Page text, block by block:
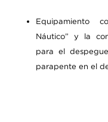
Equipamiento
Náutico” y la
para el
parapente en el